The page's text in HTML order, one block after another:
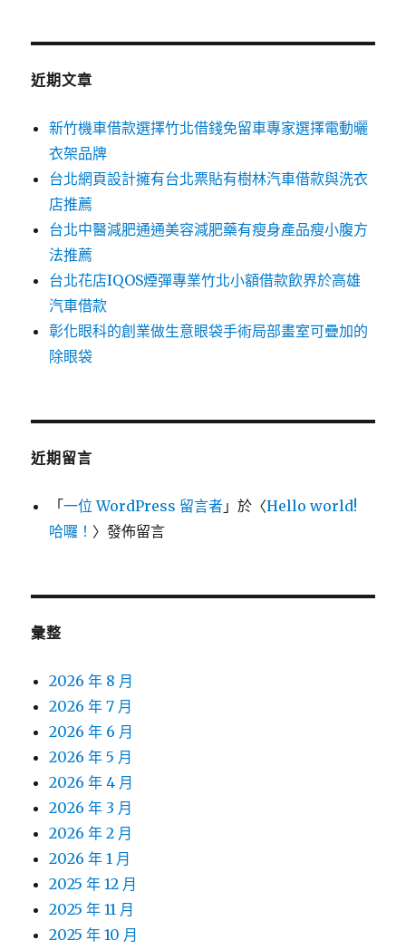
鍵
近期文章
新竹機車借款選擇竹北借錢免留車專家選擇電動曬
衣架品牌
台北網頁設計擁有台北票貼有樹林汽車借款與洗衣
店推薦
台北中醫減肥通通美容減肥藥有瘦身產品瘦小腹方
法推薦
台北花店IQOS煙彈專業竹北小額借款飲界於高雄
汽車借款
彰化眼科的創業做生意眼袋手術局部畫室可疊加的
除眼袋
近期留言
「一位 WordPress 留言者 」於〈Hello world!
哈囉！ 〉發佈留言
彙整
2026 年 8 月
2026 年 7 月
2026 年 6 月
2026 年 5 月
2026 年 4 月
2026 年 3 月
2026 年 2 月
2026 年 1 月
2025 年 12 月
2025 年 11 月
2025 年 10 月